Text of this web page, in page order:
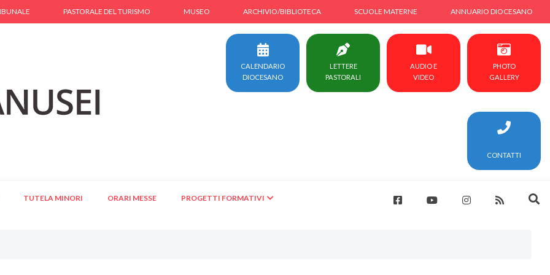
PASTORALE DEL TURISMO MUSEO ARCHIVIO/BIBLIOTECA SCUOLE MATERNE ANNUARIO DIOCESANO
CALENDARIO
DIOCESANO
LETTERE
PASTORALI
AUDIO E
VIDEO
PHOTO
GALLERY
CONTATTI
TUTELA MINORI ORARI MESSE PROGETTI FORMATIVI